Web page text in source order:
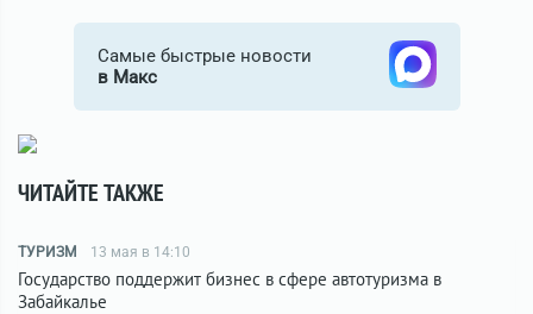
Самые быстрые новости
в Макс
ЧИТАЙТЕ ТАКЖЕ
ТУРИЗМ 13 мая в 14:10
Государство поддержит бизнес в сфере автотуризма в
Забайкалье